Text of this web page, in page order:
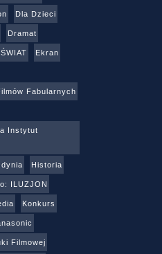
Dla Dzieci
Dramat
Ekran
Fabularnych
Instytut
Historia
ILUZJON
Konkurs
Filmowej